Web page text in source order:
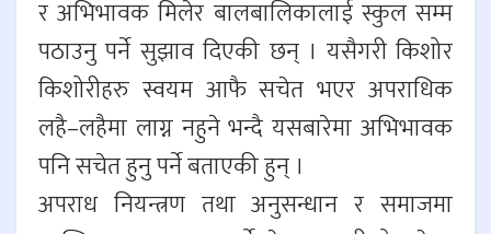
र अभिभावक मिलेर बालबालिकालाई स्कुल सम्म
पठाउनु पर्ने सुझाव दिएकी छन् । यसैगरी किशोर
किशोरीहरु स्वयम आफै सचेत भएर अपराधिक
लहै–लहैमा लाग्न नहुने भन्दै यसबारेमा अभिभावक
पनि सचेत हुनु पर्ने बताएकी हुन् ।
अपराध नियन्त्रण तथा अनुसन्धान र समाजमा